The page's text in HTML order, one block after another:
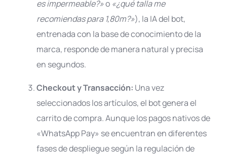
es impermeable?»o «¿qué talla me
recomiendas para 1,80m?»), la IA del bot,
entrenada con la base de conocimiento de la
marca, responde de manera natural y precisa
en segundos.
Checkout y Transacción: Una vez
seleccionados los artículos, el bot genera el
carrito de compra. Aunque los pagos nativos de
«WhatsApp Pay» se encuentran en diferentes
fases de despliegue según la regulación de